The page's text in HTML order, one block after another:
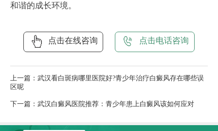
和谐的成长环境。
点击在线咨询 点击电话咨询
上一篇： 武汉看白斑病哪里医院好?青少年治疗白癜风存在哪些误
区呢
下一篇： 武汉白癜风医院推荐：青少年患上白癜风该如何应对